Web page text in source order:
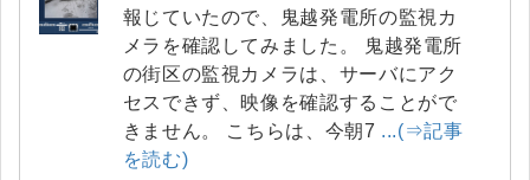
報じていたので、鬼越発電所の監視カ
メラを確認してみました。 鬼越発電所
の街区の監視カメラは、サーバにアク
セスできず、映像を確認することがで
きません。 こちらは、今朝7 ...(⇒記事
を読む)